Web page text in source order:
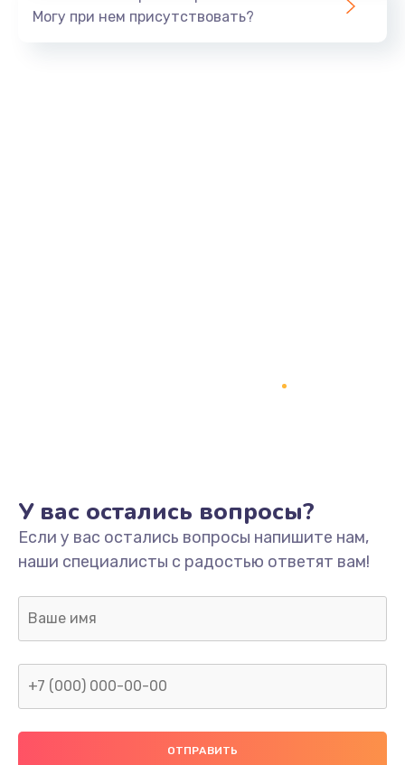
Могу при нем присутствовать?
У вас остались вопросы?
Если у вас остались вопросы напишите нам,
наши специалисты с радостью ответят вам!